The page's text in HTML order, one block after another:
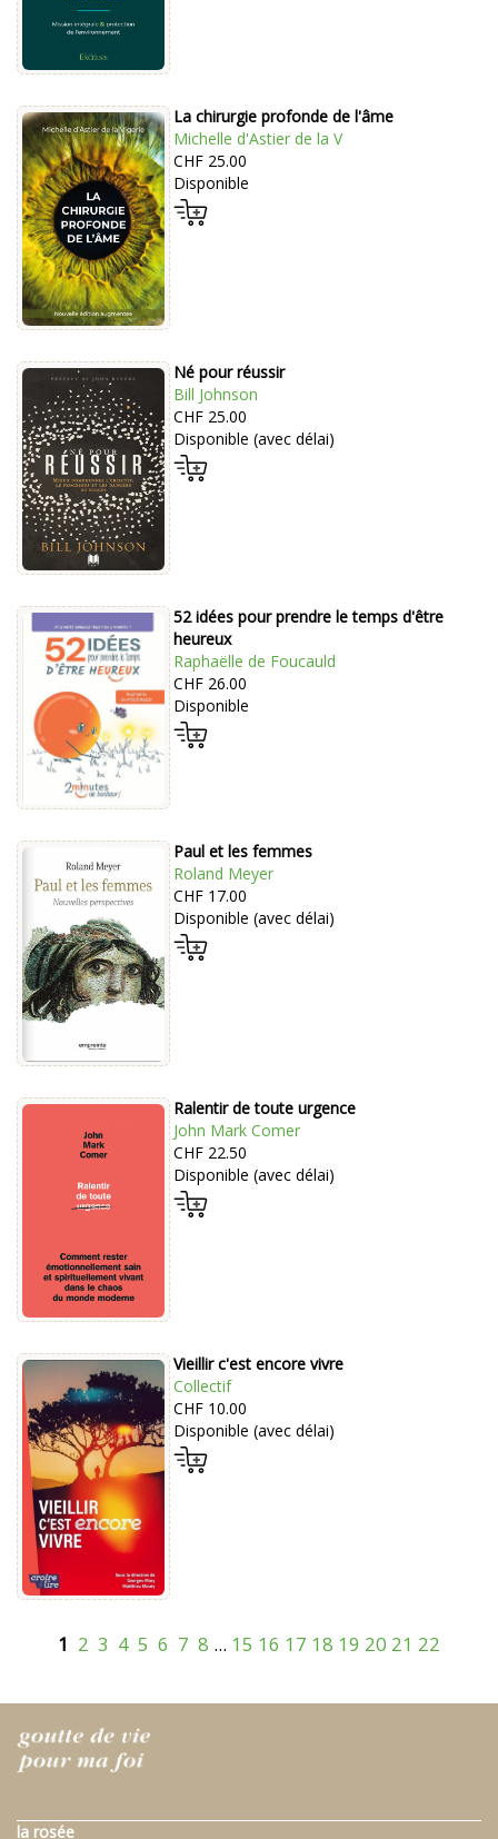
La chirurgie profonde de l'âme
Michelle d'Astier de la V
CHF 25.00
Disponible
Né pour réussir
Bill Johnson
CHF 25.00
Disponible (avec délai)
52 idées pour prendre le temps d'être
heureux
Raphaëlle de Foucauld
CHF 26.00
Disponible
Paul et les femmes
Roland Meyer
CHF 17.00
Disponible (avec délai)
Ralentir de toute urgence
John Mark Comer
CHF 22.50
Disponible (avec délai)
Vieillir c'est encore vivre
Collectif
CHF 10.00
Disponible (avec délai)
1 2 3 4 5 6 7 8 ... 15 16 17 18 19 20 21 22
la rosée